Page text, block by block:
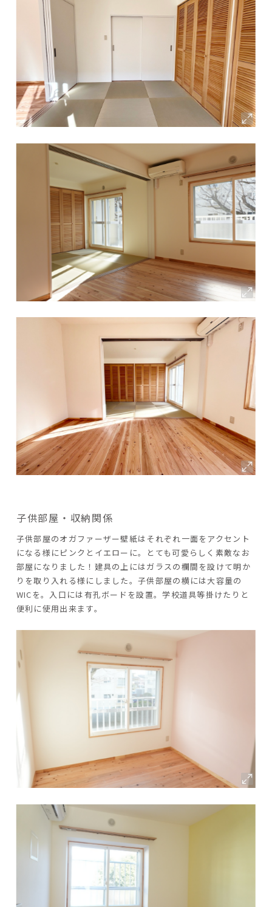
子供部屋・収納関係
子供部屋のオガファーザー壁紙はそれぞれ一面をアクセント
になる様にピンクとイエローに。とても可愛らしく素敵なお
部屋になりました！建具の上にはガラスの欄間を設けて明か
りを取り入れる様にしました。子供部屋の横には大容量の
WICを。入口には有孔ボードを設置。学校道具等掛けたりと
便利に使用出来ます。